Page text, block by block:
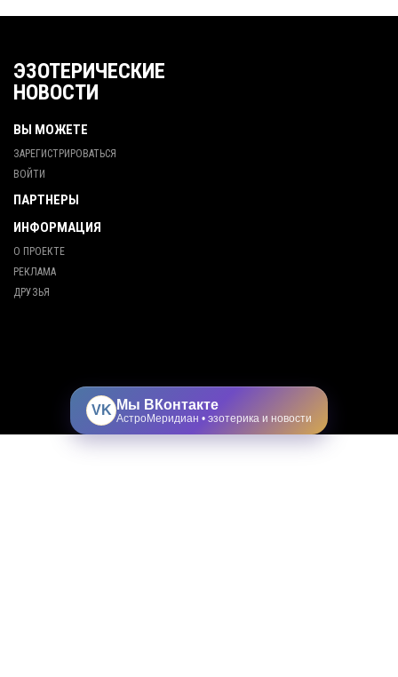
ЭЗОТЕРИЧЕСКИЕ
НОВОСТИ
ВЫ МОЖЕТЕ
ЗАРЕГИСТРИРОВАТЬСЯ
ВОЙТИ
ПАРТНЕРЫ
ИНФОРМАЦИЯ
О ПРОЕКТЕ
РЕКЛАМА
ДРУЗЬЯ
VK Мы ВКонтакте
АстроМеридиан • эзотерика и новости